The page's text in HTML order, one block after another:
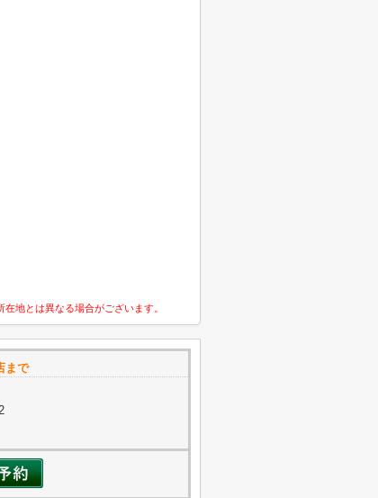
地とは異なる場合がございます。
まで